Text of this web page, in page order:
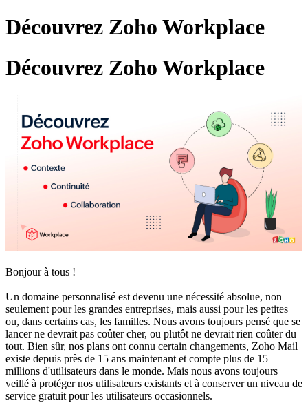
Découvrez Zoho Workplace
Découvrez Zoho Workplace
Bonjour à tous !
Un domaine personnalisé est devenu une nécessité absolue, non
seulement pour les grandes entreprises, mais aussi pour les petites
ou, dans certains cas, les familles. Nous avons toujours pensé que se
lancer ne devrait pas coûter cher, ou plutôt ne devrait rien coûter du
tout. Bien sûr, nos plans ont connu certain changements, Zoho Mail
existe depuis près de 15 ans maintenant et compte plus de 15
millions d'utilisateurs dans le monde. Mais nous avons toujours
veillé à protéger nos utilisateurs existants et à conserver un niveau de
service gratuit pour les utilisateurs occasionnels.